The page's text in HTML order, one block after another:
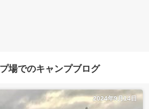
場でのキャンプブログ
2024年9月14日